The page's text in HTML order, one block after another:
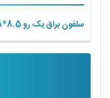
سلفون براق یک رو 8.5*4.8 1000 تایی 7 روزه